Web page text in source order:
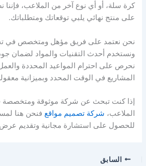
كرة سلة، أو أي نوع آخر من الملاعب،
على منتج نهائي يلبي توقعاتك ومتطلباتك.
نحن نعتمد على فريق مؤهل ومتخصص في
ونستخدم أحدث التقنيات والمواد لضمان
نحرص على احترام المواعيد المحددة
المشاريع في الوقت المحدد وبميزانية
إذا كنت تبحث عن شركة موثوقة ومتخصصة
الملاعب، شركة تصميم مواقع فنحن هنا
للحصول على استشارة مجانية وتقديم
السابق